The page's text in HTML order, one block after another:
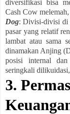
diversifikasi bisa
Cash Cow
Dog: Divisi-divisi di
pasar yang relatif
lambat atau sama
dinamakan Anjing
posisi internal
seringkali
3.